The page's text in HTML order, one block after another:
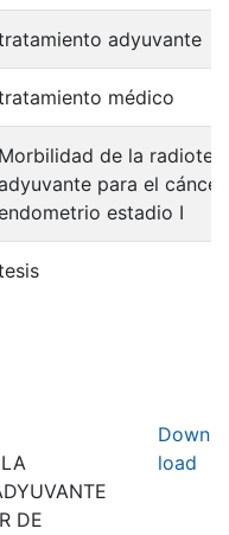
adyuvante
médico
Morbilidad de la
para el
estadio I
DE
Down
load